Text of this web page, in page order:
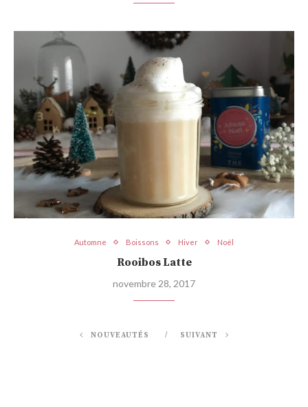
Automne Boissons Hiver Noël
Rooibos Latte
novembre 28, 2017
NOUVEAUTÉS SUIVANT